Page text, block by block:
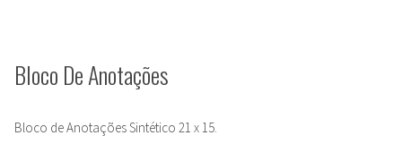
Bloco De Anotações
Bloco de Anotações Sintético 21 x 15.